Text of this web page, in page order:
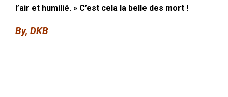
l’air et humilié. » C’est cela la belle des mort !
By, DKB